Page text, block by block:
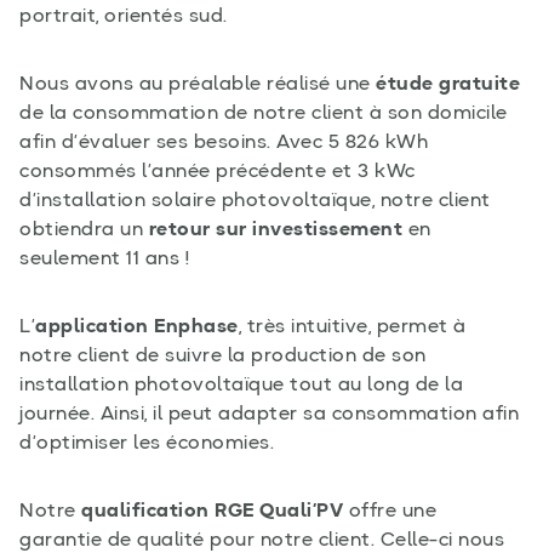
portrait, orientés sud.
Nous avons au préalable réalisé une étude gratuite
de la consommation de notre client à son domicile
afin d’évaluer ses besoins. Avec 5 826 kWh
consommés l’année précédente et 3 kWc
d’installation solaire photovoltaïque, notre client
obtiendra un retour sur investissement en
seulement 11 ans !
L’application Enphase, très intuitive, permet à
notre client de suivre la production de son
installation photovoltaïque tout au long de la
journée. Ainsi, il peut adapter sa consommation afin
d’optimiser les économies.
Notre qualification RGE Quali’PV offre une
garantie de qualité pour notre client. Celle-ci nous